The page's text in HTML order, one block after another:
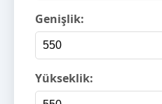
Genişlik:
Yükseklik: